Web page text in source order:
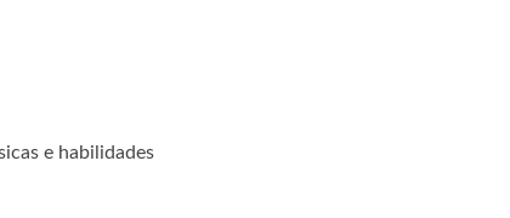
e habilidades